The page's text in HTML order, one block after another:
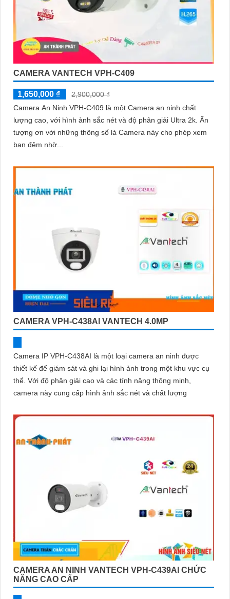
CAMERA VANTECH VPH-C409
1,650,000 ₫
2,900,000 ₫
Camera An Ninh VPH-C409 là một Camera an ninh chất
lượng cao, với hình ảnh sắc nét và độ phân giải Ultra 2k. Ấn
tượng ơn với những thông số là Camera này cho phép xem
ban đêm nhờ...
CAMERA VPH-C438AI VANTECH 4.0MP
Camera IP VPH-C438AI là một loại camera an ninh được
thiết kế để giám sát và ghi lại hình ảnh trong một khu vực cụ
thể. Với độ phân giải cao và các tính năng thông minh,
camera này cung cấp hình ảnh sắc nét và chất lượng
CAMERA AN NINH VANTECH VPH-C439AI CHỨC
NĂNG CAO CẤP